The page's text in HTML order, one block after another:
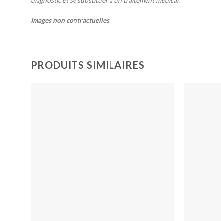
Images non contractuelles
PRODUITS SIMILAIRES